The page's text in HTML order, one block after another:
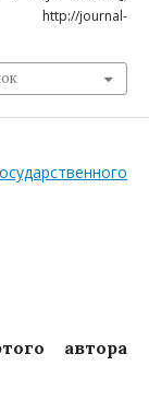
journal-
автора